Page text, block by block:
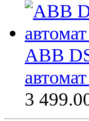
ABB
3